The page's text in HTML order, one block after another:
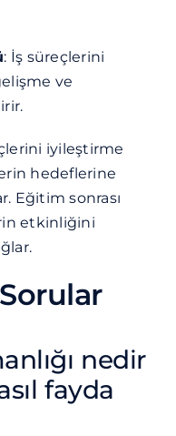
: İş süreçlerini
ve
iyileştirme
hedeflerine
Eğitim sonrası
etkinliğini
nedir
fayda